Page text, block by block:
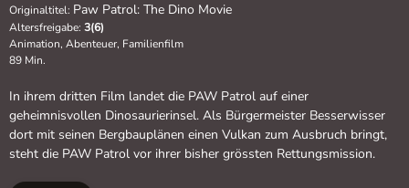
Originaltitel: Paw Patrol: The Dino Movie
Altersfreigabe: 3(6)
Animation, Abenteuer, Familienfilm
89 Min.
In ihrem dritten Film landet die PAW Patrol auf einer
geheimnisvollen Dinosaurierinsel. Als Bürgermeister Besserwisser
dort mit seinen Bergbauplänen einen Vulkan zum Ausbruch bringt,
steht die PAW Patrol vor ihrer bisher grössten Rettungsmission.